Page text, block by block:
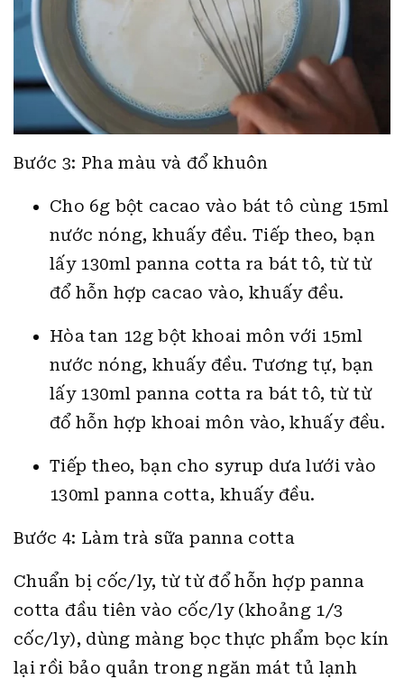
Bước 3: Pha màu và đổ khuôn
Cho 6g bột cacao vào bát tô cùng 15ml
nước nóng, khuấy đều. Tiếp theo, bạn
lấy 130ml panna cotta ra bát tô, từ từ
đổ hỗn hợp cacao vào, khuấy đều.
Hòa tan 12g bột khoai môn với 15ml
nước nóng, khuấy đều. Tương tự, bạn
lấy 130ml panna cotta ra bát tô, từ từ
đổ hỗn hợp khoai môn vào, khuấy đều.
Tiếp theo, bạn cho syrup dưa lưới vào
130ml panna cotta, khuấy đều.
Bước 4: Làm trà sữa panna cotta
Chuẩn bị cốc/ly, từ từ đổ hỗn hợp panna
cotta đầu tiên vào cốc/ly (khoảng 1/3
cốc/ly), dùng màng bọc thực phẩm bọc kín
lại rồi bảo quản trong ngăn mát tủ lạnh